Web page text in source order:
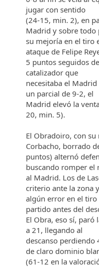
jugar con sentido
(24-15, min. 2), en
Madrid y sobre todo
su mejoría en el tiro
ataque de Felipe
5 puntos seguidos
catalizador que
necesitaba el
un parcial de 9-2, el
Madrid elevó la
20, min. 5).
El Obradoiro, con
Corbacho, borrado
puntos) alternó
buscando romper el
al Madrid. Los de
criterio ante la zona
algún error en el
partido antes del
El Obra, eso sí,
a 21, llegando al
descanso perdiendo
de claro dominio
(61-12 en la